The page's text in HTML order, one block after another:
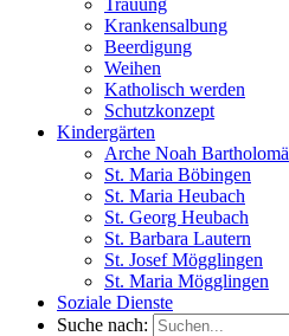
Trauung
Krankensalbung
Beerdigung
Weihen
Katholisch werden
Schutzkonzept
Kindergärten
Arche Noah Bartholomä
St. Maria Böbingen
St. Maria Heubach
St. Georg Heubach
St. Barbara Lautern
St. Josef Mögglingen
St. Maria Mögglingen
Soziale Dienste
Suche nach: